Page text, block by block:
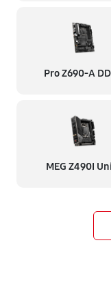
Pro Z690-A
MEG Z490I